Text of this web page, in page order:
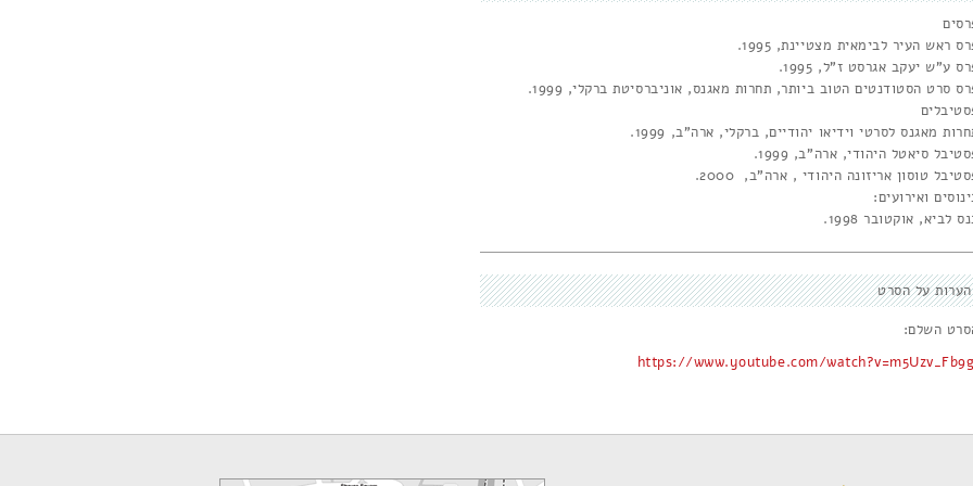
ראש העיר לבימאית מצטיינת, 1995.
ע"ש יעקב אגרסט ז"ל, 1995.
סרט הסטודנטים הטוב ביותר, תחרות מאגנס, אוניברסיטת ברקלי, 1999.
מאגנס לסרטי וידיאו יהודיים, ברקלי, ארה"ב, 1999.
סיאטל היהודי, ארה"ב, 1999.
טוסון אריזונה היהודי , ארה"ב, 2000.
ואירועים:
לביא, אוקטובר 1998.
הערות על הסרט
השלם:
https://www.youtube.com/